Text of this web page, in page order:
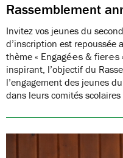
Rassemblement
Invitez vos jeunes du
d’inscription est repoussée
thème « Engagé·e·s &
inspirant, l’objectif du
l’engagement des jeunes
dans leurs comités scolaires